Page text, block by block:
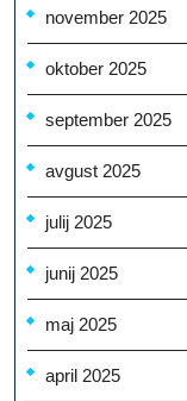
november 2025
oktober 2025
september 2025
avgust 2025
julij 2025
junij 2025
maj 2025
april 2025